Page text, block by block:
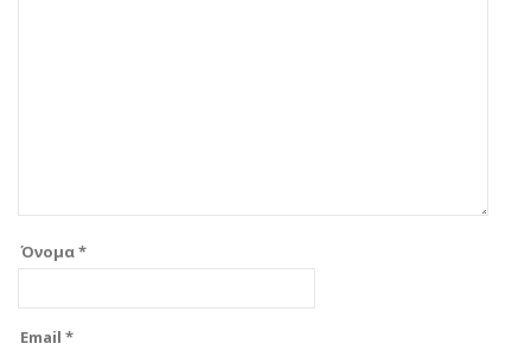
Όνομα*
Email *